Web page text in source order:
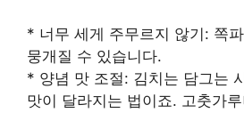
* 너무 세게 주무르지 않기: 쪽
뭉개질 수 있습니다.
* 양념 맛 조절: 김치는 담그는
맛이 달라지는 법이죠. 고춧가